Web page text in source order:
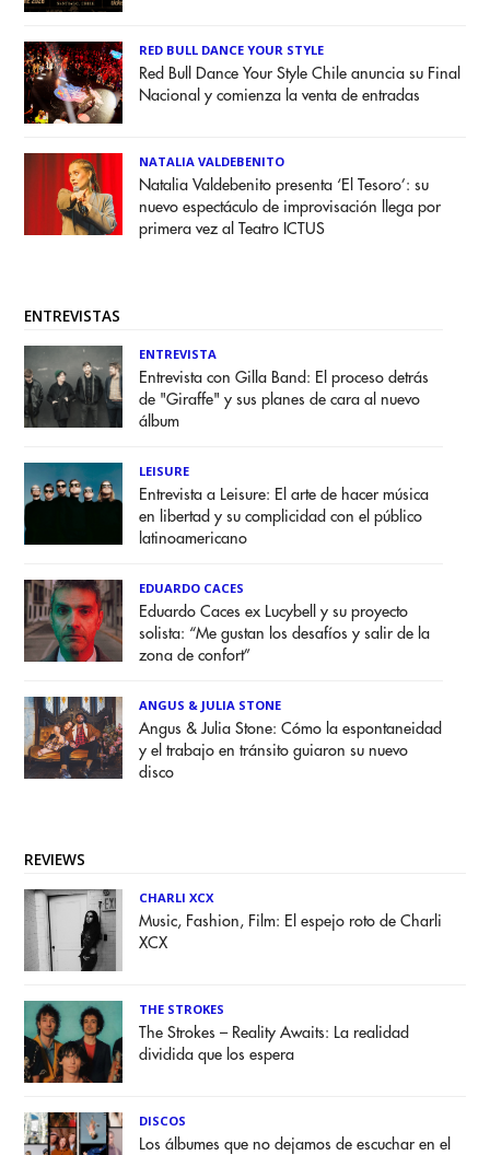
RED BULL DANCE YOUR STYLE
Red Bull Dance Your Style Chile anuncia su Final
Nacional y comienza la venta de entradas
NATALIA VALDEBENITO
Natalia Valdebenito presenta ‘El Tesoro’: su
nuevo espectáculo de improvisación llega por
primera vez al Teatro ICTUS
ENTREVISTAS
ENTREVISTA
Entrevista con Gilla Band: El proceso detrás
de "Giraffe" y sus planes de cara al nuevo
álbum
LEISURE
Entrevista a Leisure: El arte de hacer música
en libertad y su complicidad con el público
latinoamericano
EDUARDO CACES
Eduardo Caces ex Lucybell y su proyecto
solista: “Me gustan los desafíos y salir de la
zona de confort”
ANGUS & JULIA STONE
Angus & Julia Stone: Cómo la espontaneidad
y el trabajo en tránsito guiaron su nuevo
disco
REVIEWS
CHARLI XCX
Music, Fashion, Film: El espejo roto de Charli
XCX
THE STROKES
The Strokes – Reality Awaits: La realidad
dividida que los espera
DISCOS
Los álbumes que no dejamos de escuchar en el